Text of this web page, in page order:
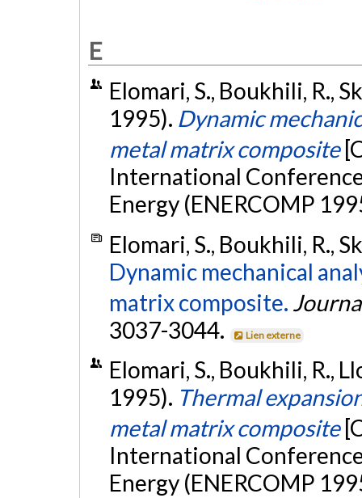
E
Elomari, S., Boukhili, R.,
1995). Dynamic
metal matrix composite
International
Energy (ENERCOMP
Elomari, S., Boukhili, R.,
Dynamic mechanical
matrix composite.
3037-3044.
Lien externe
Elomari, S., Boukhili, R.,
1995). Thermal
metal matrix composite
International
Energy (ENERCOMP